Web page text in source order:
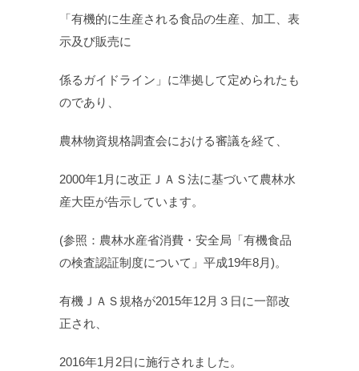
「有機的に生産される食品の生産、加工、表
示及び販売に
係るガイドライン」に準拠して定められたも
のであり、
農林物資規格調査会における審議を経て、
2000年1月に改正ＪＡＳ法に基づいて農林水
産大臣が告示しています。
(参照：農林水産省消費・安全局「有機食品
の検査認証制度について」平成19年8月)。
有機ＪＡＳ規格が2015年12月３日に一部改
正され、
2016年1月2日に施行されました。